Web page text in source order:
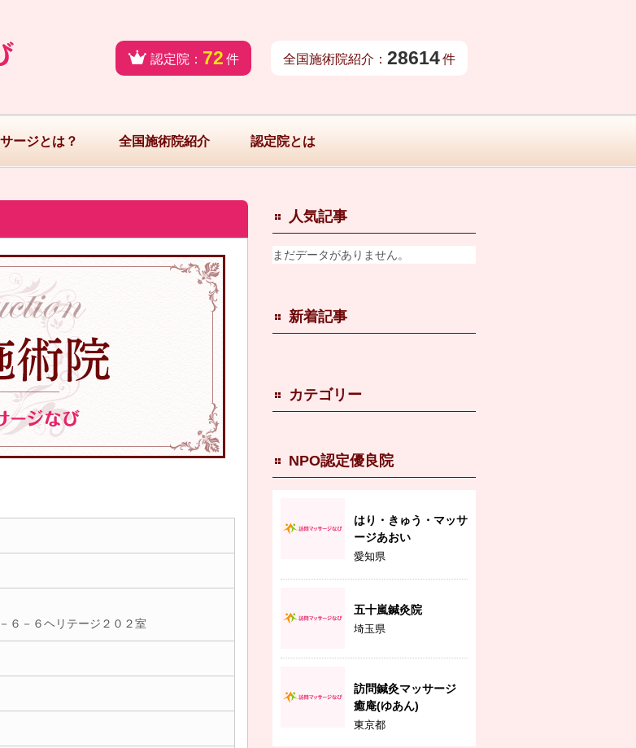
認定院： 72 件 全国施術院紹介： 28614件
ージとは？ 全国施術院紹介 認定院とは
６－６ヘリテージ２０２室
人気記事
まだデータがありません。
新着記事
カテゴリー
NPO認定優良院
はり・きゅう・マッサ
ージあおい
愛知県
五十嵐鍼灸院
埼玉県
訪問鍼灸マッサージ
癒庵(ゆあん)
東京都